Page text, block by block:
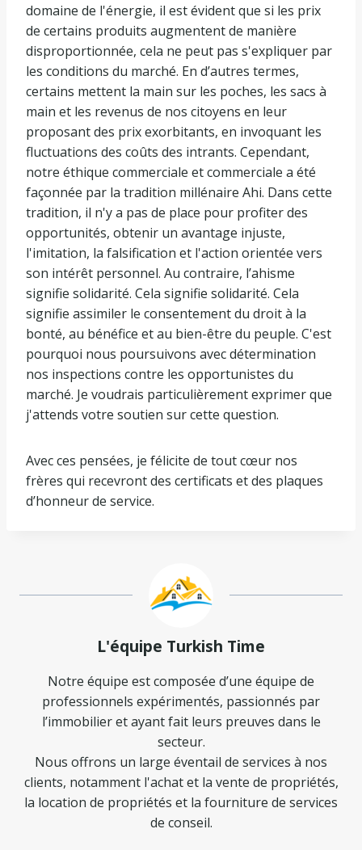
domaine de l'énergie, il est évident que si les prix
de certains produits augmentent de manière
disproportionnée, cela ne peut pas s'expliquer par
les conditions du marché. En d’autres termes,
certains mettent la main sur les poches, les sacs à
main et les revenus de nos citoyens en leur
proposant des prix exorbitants, en invoquant les
fluctuations des coûts des intrants. Cependant,
notre éthique commerciale et commerciale a été
façonnée par la tradition millénaire Ahi. Dans cette
tradition, il n'y a pas de place pour profiter des
opportunités, obtenir un avantage injuste,
l'imitation, la falsification et l'action orientée vers
son intérêt personnel. Au contraire, l’ahisme
signifie solidarité. Cela signifie solidarité. Cela
signifie assimiler le consentement du droit à la
bonté, au bénéfice et au bien-être du peuple. C'est
pourquoi nous poursuivons avec détermination
nos inspections contre les opportunistes du
marché. Je voudrais particulièrement exprimer que
j'attends votre soutien sur cette question.
Avec ces pensées, je félicite de tout cœur nos
frères qui recevront des certificats et des plaques
d’honneur de service.
L'équipe Turkish Time
Notre équipe est composée d’une équipe de
professionnels expérimentés, passionnés par
l’immobilier et ayant fait leurs preuves dans le
secteur.
Nous offrons un large éventail de services à nos
clients, notamment l'achat et la vente de propriétés,
la location de propriétés et la fourniture de services
de conseil.